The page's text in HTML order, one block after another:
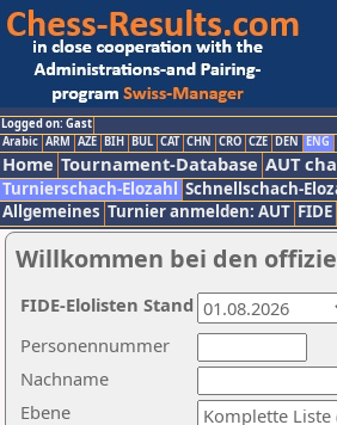
Logged on: Gast
Arabic ARM AZE BIH BUL CAT CHN CRO CZE DEN ENG
Home Tournament-Database AUT
Turnierschach-Elozahl Schnellschach-
Allgemeines Turnier anmelden: AUT FIDE
Willkommen bei den
Nachname
Ebene
Personennummer
FIDE-Elolisten Stand